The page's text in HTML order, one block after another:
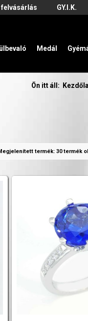
GY.I.K.
Medál
Ön itt áll:
termék: 30 termék